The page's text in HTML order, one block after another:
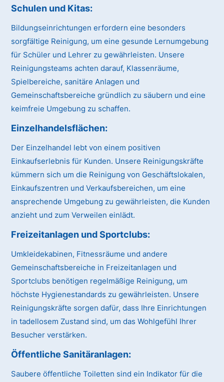
Schulen und Kitas:
Bildungseinrichtungen erfordern eine besonders
sorgfältige Reinigung, um eine gesunde Lernumgebung
für Schüler und Lehrer zu gewährleisten. Unsere
Reinigungsteams achten darauf, Klassenräume,
Spielbereiche, sanitäre Anlagen und
Gemeinschaftsbereiche gründlich zu säubern und eine
keimfreie Umgebung zu schaffen.
Einzelhandelsflächen:
Der Einzelhandel lebt von einem positiven
Einkaufserlebnis für Kunden. Unsere Reinigungskräfte
kümmern sich um die Reinigung von Geschäftslokalen,
Einkaufszentren und Verkaufsbereichen, um eine
ansprechende Umgebung zu gewährleisten, die Kunden
anzieht und zum Verweilen einlädt.
Freizeitanlagen und Sportclubs:
Umkleidekabinen, Fitnessräume und andere
Gemeinschaftsbereiche in Freizeitanlagen und
Sportclubs benötigen regelmäßige Reinigung, um
höchste Hygienestandards zu gewährleisten. Unsere
Reinigungskräfte sorgen dafür, dass Ihre Einrichtungen
in tadellosem Zustand sind, um das Wohlgefühl Ihrer
Besucher verstärken.
Öffentliche Sanitäranlagen:
Saubere öffentliche Toiletten sind ein Indikator für die